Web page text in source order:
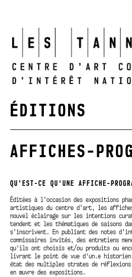
ÉDITIONS
AFFICHES-
QU’EST-CE QU'UNE AFFICHE-
Éditées à l’occasion des expositions
artistiques du centre d’art, les affiches-
nouvel éclairage sur les intentions
tendent et les thématiques de saisons
s’inscrivent. En publiant des notes
commissaires invités, des entretiens
qu'ils ont choisis et/ou produits ou
livrant le point de vue d'un.e
état des multiples strates de réflexions
en œuvre des expositions.